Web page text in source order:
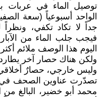
توصيل الماء في عربات
جداً لا تكاد تكفي،
فيجب جلب الماء من
اليوم هذا الوصف ملائم
ولكن هناك حصار آخر
وليس خارجي، حصارٌ
تصدّرت عناوين الصحف في
محمد أبو خضير، البالغ